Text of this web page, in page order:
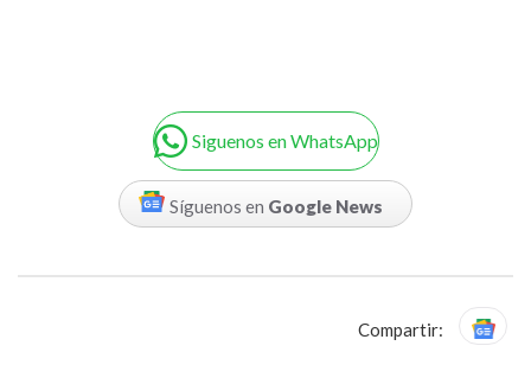
Siguenos en WhatsApp
Síguenos en Google News
Compartir: